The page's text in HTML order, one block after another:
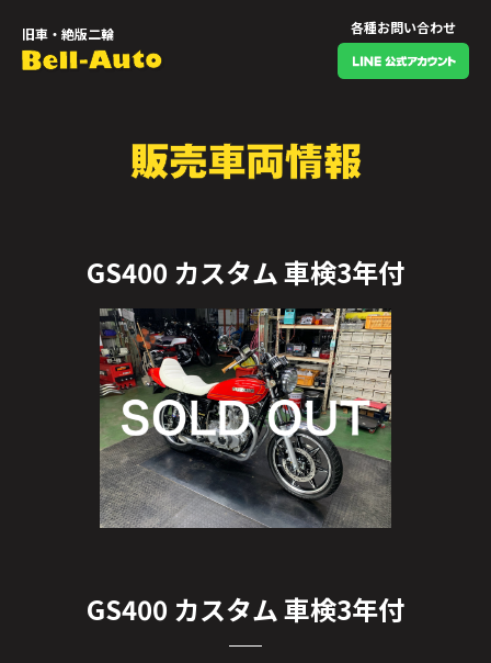
旧車・絶版二輪 各種お問い合わせ
GS400 カスタム 車検3年付
GS400 カスタム 車検3年付